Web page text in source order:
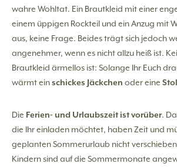
wahre Wohltat. Ein Brautkleid mit einer
einem üppigen Rockteil und ein Anzug mit
aus, keine Frage. Beides trägt sich jedoch
angenehmer, wenn es nicht allzu heiß ist.
Brautkleid ärmellos ist: Solange Ihr Euch
wärmt einschickes Jäckchen oder eine
Die Ferien- und Urlaubszeit ist vorüber.
die Ihr einladen möchtet, haben Zeit und
geplanten Sommerurlaub nicht
Kindern sind auf die Sommermonate